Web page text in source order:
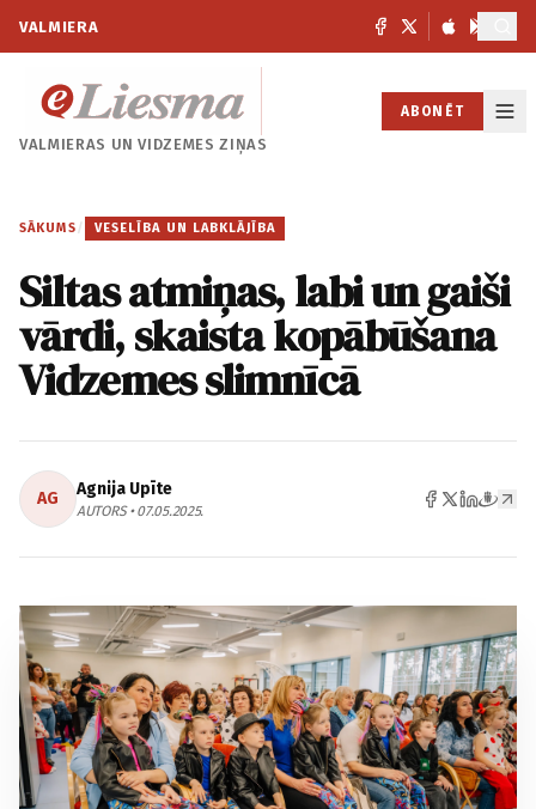
VALMIERA
VALMIERAS UNVIDZEMES ZIŅAS
ABONĒT
SĀKUMS / VESELĪBA UN LABKLĀJĪBA
Siltas atmiņas, labi un gaiši
vārdi, skaista kopābūšana
Vidzemes slimnīcā
AG Agnija Upīte
AUTORS • 07.05.2025.